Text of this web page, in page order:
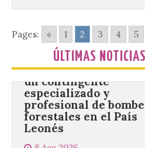
Pages: « 1 2 3 4 5
ÚLTIMAS NOTICIAS
Conceyu vuelve a
un contingente
especializado y
profesional de
forestales en el País
Leonés
8 Ago 2026